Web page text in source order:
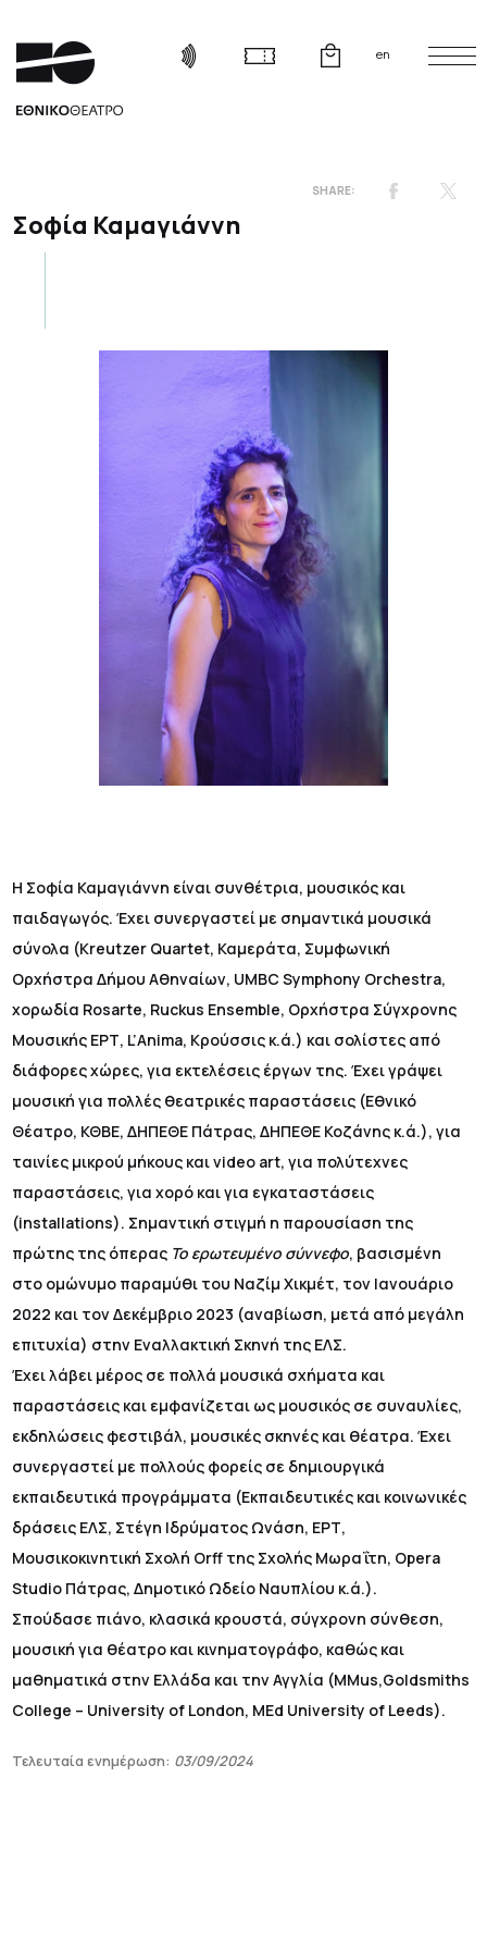
en
Σοφία Καμαγιάννη
Η Σοφία Καμαγιάννη είναι συνθέτρια, μουσικός και
παιδαγωγός. Έχει συνεργαστεί με σημαντικά μουσικά
σύνολα (Kreutzer Quartet, Καμεράτα, Συμφωνική
Ορχήστρα Δήμου Αθηναίων, UMBC Symphony Orchestra,
χορωδία Rosarte, Ruckus Ensemble, Ορχήστρα Σύγχρονης
Μουσικής ΕΡΤ, L’Αnima, Κρούσσις κ.ά.) και σολίστες από
διάφορες χώρες, για εκτελέσεις έργων της. Έχει γράψει
μουσική για πολλές θεατρικές παραστάσεις (Εθνικό
Θέατρο, ΚΘΒΕ, ΔΗΠΕΘΕ Πάτρας, ΔΗΠΕΘΕ Κοζάνης κ.ά.), για
ταινίες μικρού μήκους και video art, για πολύτεχνες
παραστάσεις, για χορό και για εγκαταστάσεις
(installations). Σημαντική στιγμή η παρουσίαση της
πρώτης της όπερας Το ερωτευμένο σύννεφο, βασισμένη
στο ομώνυμο παραμύθι του Ναζίμ Χικμέτ, τον Ιανουάριο
2022 και τον Δεκέμβριο 2023 (αναβίωση, μετά από μεγάλη
επιτυχία) στην Εναλλακτική Σκηνή της ΕΛΣ.
Έχει λάβει μέρος σε πολλά μουσικά σχήματα και
παραστάσεις και εμφανίζεται ως μουσικός σε συναυλίες,
εκδηλώσεις φεστιβάλ, μουσικές σκηνές και θέατρα. Έχει
συνεργαστεί με πολλούς φορείς σε δημιουργικά
εκπαιδευτικά προγράμματα (Εκπαιδευτικές και κοινωνικές
δράσεις ΕΛΣ, Στέγη Ιδρύματος Ωνάση, ΕΡΤ,
Μουσικοκινητική Σχολή Orff της Σχολής Μωραΐτη, Opera
Studio Πάτρας, Δημοτικό Ωδείο Ναυπλίου κ.ά.).
Σπούδασε πιάνο, κλασικά κρουστά, σύγχρονη σύνθεση,
μουσική για θέατρο και κινηματογράφο, καθώς και
μαθηματικά στην Ελλάδα και την Αγγλία (MMus,Goldsmiths
College – University of Londοn, ΜEd University of Leeds).
Τελευταία ενημέρωση: 03/09/2024